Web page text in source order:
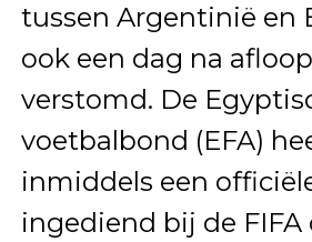
tussen Argentinië en
ook een dag na
verstomd. De
voetbalbond (EFA)
inmiddels een
ingediend bij de FIFA